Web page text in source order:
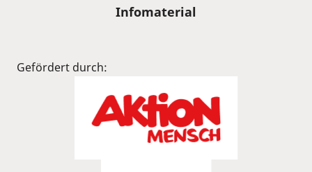
Infomaterial
Gefördert durch: